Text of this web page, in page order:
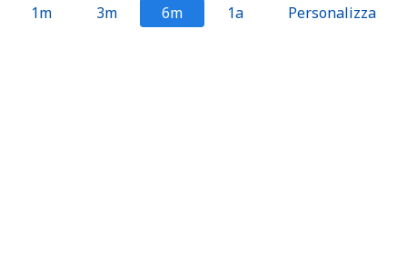
1m 3m 6m 1a Personalizza